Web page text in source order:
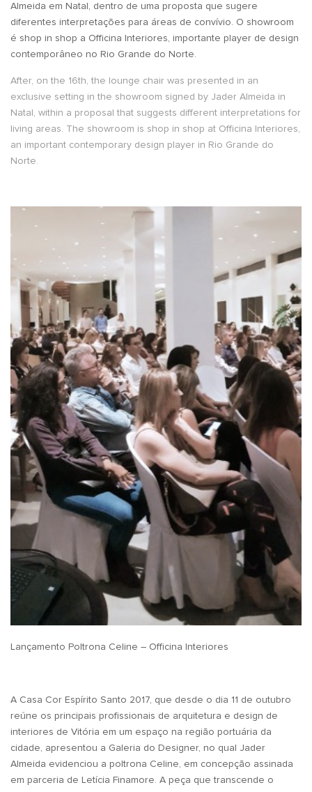
Almeida em Natal, dentro de uma proposta que sugere
diferentes interpretações para áreas de convívio. O showroom
é shop in shop a Officina Interiores, importante player de design
contemporâneo no Rio Grande do Norte.
After, on the 16th, the lounge chair was presented in an
exclusive setting in the showroom signed by Jader Almeida in
Natal, within a proposal that suggests different interpretations for
living areas. The showroom is shop in shop at Officina Interiores,
an important contemporary design player in Rio Grande do
Norte.
Lançamento Poltrona Celine – Officina Interiores
A Casa Cor Espírito Santo 2017, que desde o dia 11 de outubro
reúne os principais profissionais de arquitetura e design de
interiores de Vitória em um espaço na região portuária da
cidade, apresentou a Galeria do Designer, no qual Jader
Almeida evidenciou a poltrona Celine, em concepção assinada
em parceria de Letícia Finamore. A peça que transcende o